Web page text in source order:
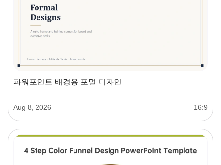
파워포인트 배경용 포멀 디자인
Aug 8, 2026 16:9